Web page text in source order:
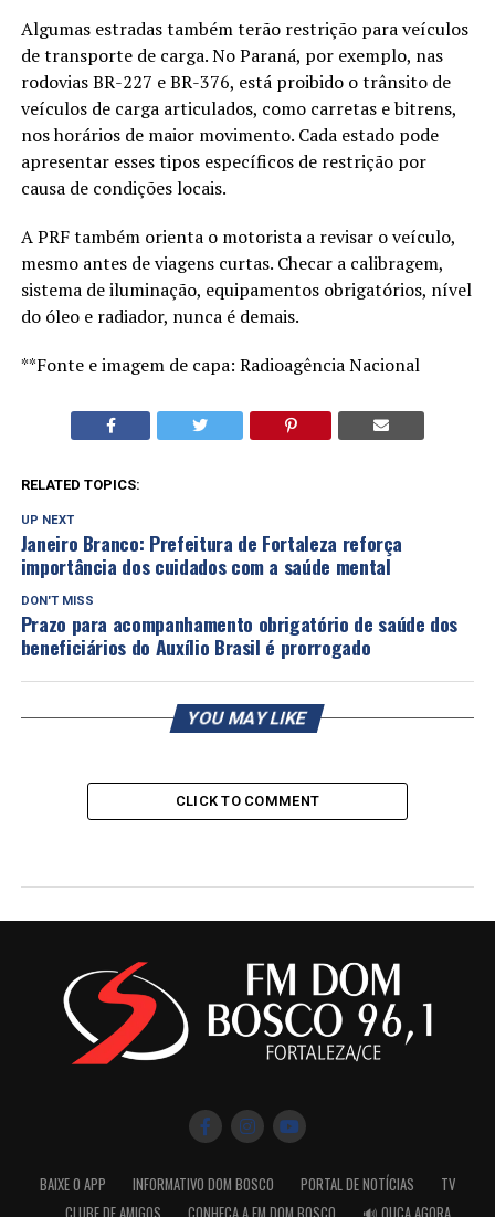
Algumas estradas também terão restrição para veículos
de transporte de carga. No Paraná, por exemplo, nas
rodovias BR-227 e BR-376, está proibido o trânsito de
veículos de carga articulados, como carretas e bitrens,
nos horários de maior movimento. Cada estado pode
apresentar esses tipos específicos de restrição por
causa de condições locais.
A PRF também orienta o motorista a revisar o veículo,
mesmo antes de viagens curtas. Checar a calibragem,
sistema de iluminação, equipamentos obrigatórios, nível
do óleo e radiador, nunca é demais.
**Fonte e imagem de capa: Radioagência Nacional
RELATED TOPICS:
UP NEXT
Janeiro Branco: Prefeitura de Fortaleza reforça
importância dos cuidados com a saúde mental
DON'T MISS
Prazo para acompanhamento obrigatório de saúde dos
beneficiários do Auxílio Brasil é prorrogado
YOU MAY LIKE
CLICK TO COMMENT
BAIXE O APP INFORMATIVO DOM BOSCO PORTAL DE NOTÍCIAS
TV